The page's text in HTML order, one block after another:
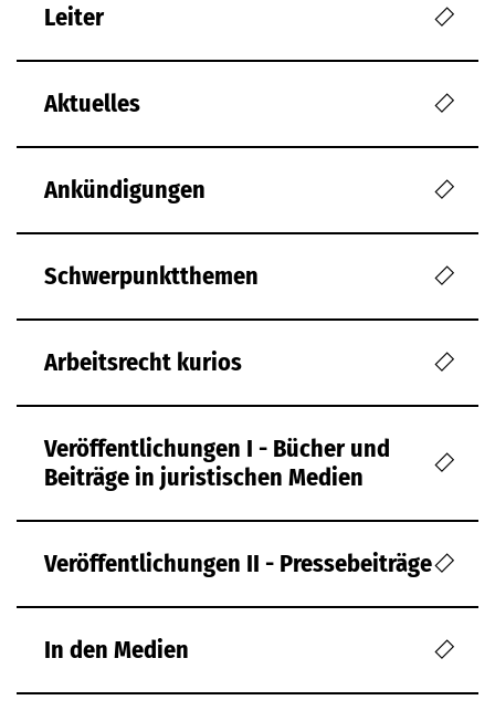
Leiter
Aktuelles
Ankündigungen
Schwerpunktthemen
Arbeitsrecht kurios
Veröffentlichungen I - Bücher und
Beiträge in juristischen Medien
Veröffentlichungen II - Pressebeiträge
In den Medien